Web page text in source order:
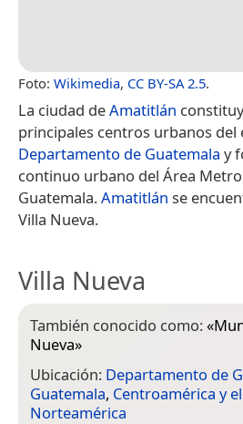
Foto: Wikimedia, CC BY-SA 2.5.
La ciudad deAmatitlán
principales centros urbanos del
Departamento de Guatemala y
continuo urbano del Área
Guatemala.Amatitlán se
Villa Nueva.
Villa Nueva
También conocido como:«
Nueva»
Ubicación: Departamento de
Guatemala, Centroamérica y
Norteamérica